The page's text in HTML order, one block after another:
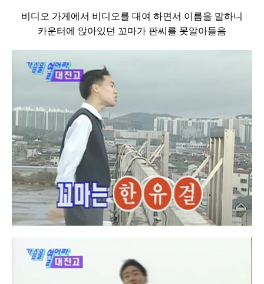
비디오 가게에서 비디오를 대여 하면서 이름을 말하니
카운터에 앉아있던 꼬마가 판씨를 못알아들음